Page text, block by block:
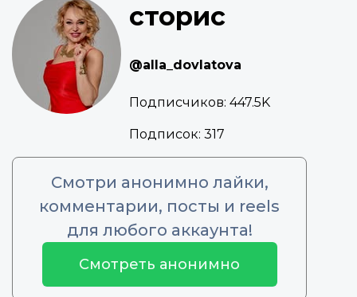
сторис
@alla_dovlatova
Подписчиков: 447.5K
Подписок: 317
Смотри анонимно лайки,
комментарии, посты и reels
для любого аккаунта!
Смотреть анонимно